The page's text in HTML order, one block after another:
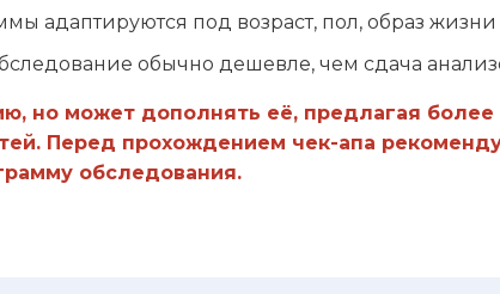
адаптируются под возраст, пол, образ
обычно дешевле, чем сдача
но может дополнять её, предлагая
Перед прохождением чек-апа
обследования.